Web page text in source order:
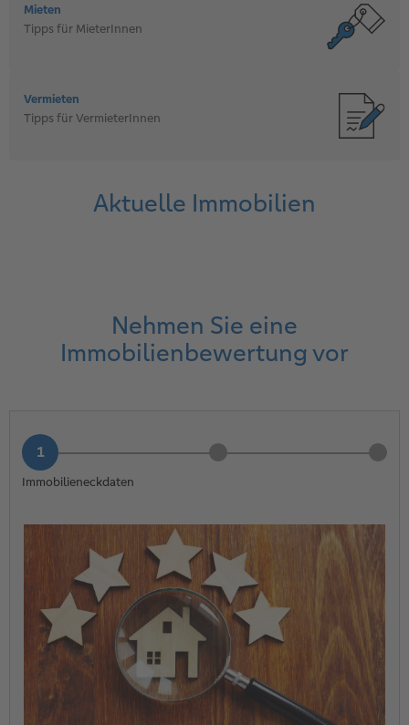
Mieten
Tipps für MieterInnen
Vermieten
Tipps für VermieterInnen
Aktuelle Immobilien
Nehmen Sie eine
Immobilienbewertung vor